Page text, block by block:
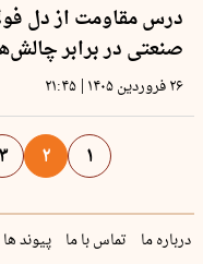
درس مقاومت از دل
صنعتی در برابر
۲۶ فروردین ۱۴۰۵ | ۲۱:۴۵
۱ ۲ ۳
درباره ما تماس با ما پیوند ها